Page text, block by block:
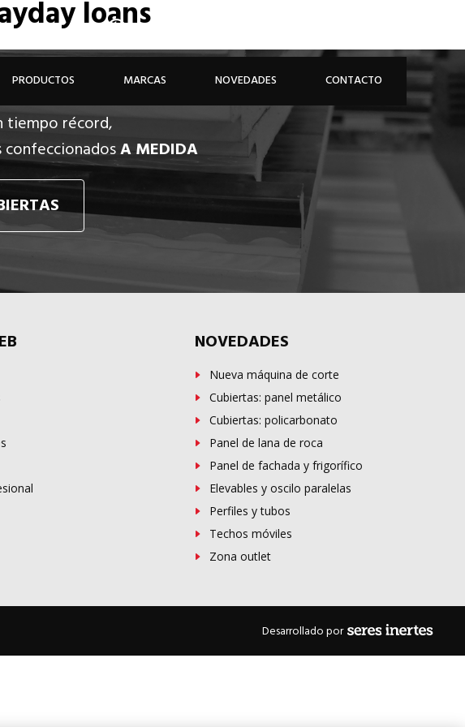
926 81 48 68
PRODUCTOS MARCAS NOVEDADES CONTACTO
loans
tiempo récord,
confeccionadosA MEDIDA
NOVEDADES
Nueva máquina de corte
Cubiertas: panel metálico
Cubiertas: policarbonato
Panel de lana de roca
Panel de fachada y frigorífico
Elevables y oscilo paralelas
Perfiles y tubos
Techos móviles
Zona outlet
Desarrollado por